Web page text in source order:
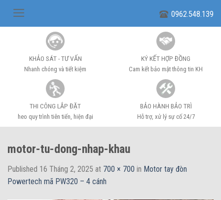
0962.548.139
KHẢO SÁT - TƯ VẤN
Nhanh chóng và tiết kiệm
KÝ KẾT HỢP ĐỒNG
Cam kết bảo mật thông tin KH
THI CÔNG LẮP ĐẶT
heo quy trình tiên tiến, hiện đại
BẢO HÀNH BẢO TRÌ
Hỗ trợ, xử lý sự cố 24/7
motor-tu-dong-nhap-khau
Published 16 Tháng 2, 2025 at 700 × 700 in Motor tay đòn
Powertech mã PW320 – 4 cánh